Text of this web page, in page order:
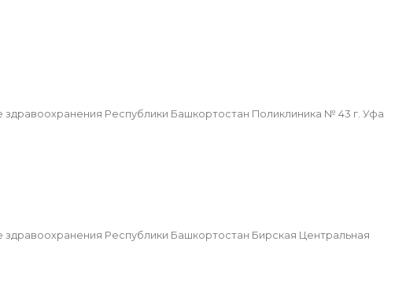
Республики Башкортостан Поликлиника № 43 г. Уфа
Республики Башкортостан Бирская Центральная